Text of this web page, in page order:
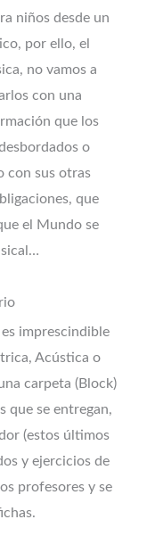
niños desde un
por ello, el
no vamos a
con una
que los
o
con sus otras
que
el Mundo se
imprescindible
Acústica o
carpeta (Block)
que se entregan,
(estos últimos
y ejercicios de
profesores y se